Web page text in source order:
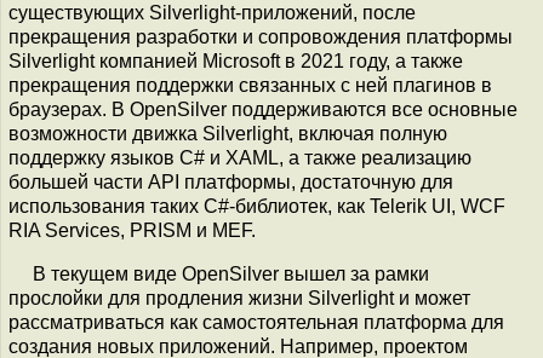
существующих Silverlight-приложений, после
прекращения разработки и сопровождения платформы
Silverlight компанией Microsoft в 2021 году, а также
прекращения поддержки связанных с ней плагинов в
браузерах. В OpenSilver поддерживаются все основные
возможности движка Silverlight, включая полную
поддержку языков C# и XAML, а также реализацию
большей части API платформы, достаточную для
использования таких C#-библиотек, как Telerik UI, WCF
RIA Services, PRISM и MEF.
В текущем виде OpenSilver вышел за рамки
прослойки для продления жизни Silverlight и может
рассматриваться как самостоятельная платформа для
создания новых приложений. Например, проектом